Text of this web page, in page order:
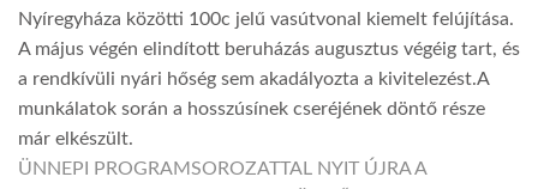
Nyíregyháza közötti 100c jelű vasútvonal kiemelt felújítása.
A május végén elindított beruházás augusztus végéig tart, és
a rendkívüli nyári hőség sem akadályozta a kivitelezést.A
munkálatok során a hosszúsínek cseréjének döntő része
már elkészült.
ÜNNEPI PROGRAMSOROZATTAL NYIT ÚJRA A